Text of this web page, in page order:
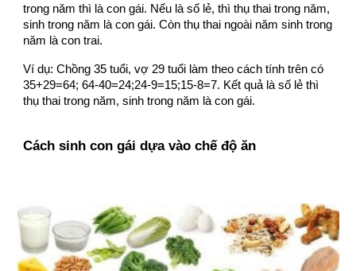
trong năm thì là con gái. Nếu là số lẻ, thì thụ thai trong năm,
sinh trong năm là con gái. Còn thụ thai ngoài năm sinh trong
năm là con trai.
Ví dụ: Chồng 35 tuổi, vợ 29 tuổi làm theo cách tính trên có
35+29=64; 64-40=24;24-9=15;15-8=7. Kết quả là số lẻ thì
thụ thai trong năm, sinh trong năm là con gái.
Cách sinh con gái dựa vào chế độăn